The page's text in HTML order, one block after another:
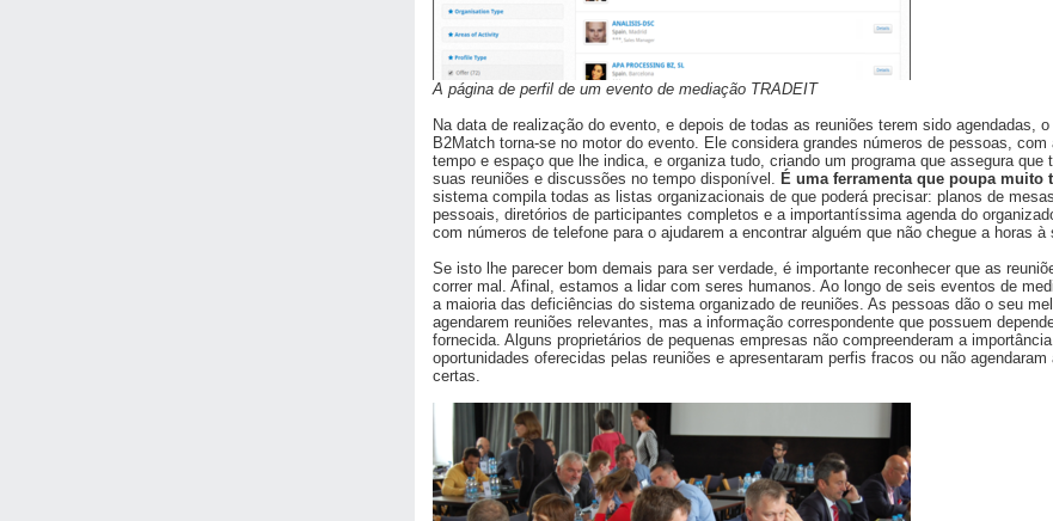
A página de perfil de um evento de mediação TRADEIT
Na data de realização do evento, e depois de todas as reuniões terem sido agendadas,
B2Match torna-se no motor do evento. Ele considera grandes números de pessoas,
tempo e espaço que lhe indica, e organiza tudo, criando um programa que assegura que
suas reuniões e discussões no tempo disponível. É uma ferramenta que poupa muito
sistema compila todas as listas organizacionais de que poderá precisar: planos de
pessoais, diretórios de participantes completos e a importantíssima agenda do
com números de telefone para o ajudarem a encontrar alguém que não chegue a horas à
Se isto lhe parecer bom demais para ser verdade, é importante reconhecer que as
correr mal. Afinal, estamos a lidar com seres humanos. Ao longo de seis eventos de
a maioria das deficiências do sistema organizado de reuniões. As pessoas dão o seu
agendarem reuniões relevantes, mas a informação correspondente que possuem
fornecida. Alguns proprietários de pequenas empresas não compreenderam a
oportunidades oferecidas pelas reuniões e apresentaram perfis fracos ou não agendaram
certas.